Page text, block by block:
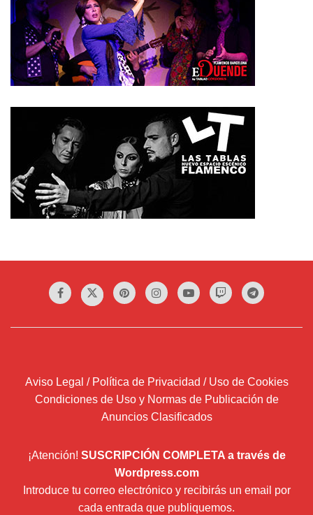
Aviso Legal / Política de Privacidad / Uso de Cookies
Condiciones de Uso y Normas de Publicación de
Anuncios Clasificados
¡Atención! SUSCRIPCIÓN COMPLETA a través de
Wordpress.com
Introduce tu correo electrónico y recibirás un email por
cada entrada que publiquemos.